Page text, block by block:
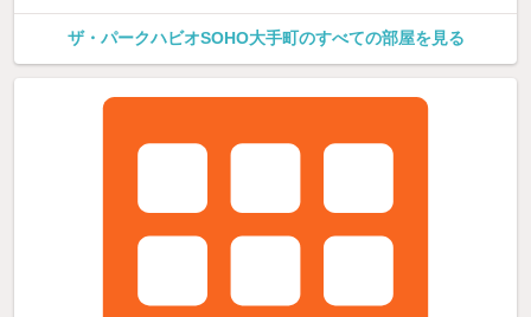
ザ・パークハビオSOHO大手町のすべての部屋を見る